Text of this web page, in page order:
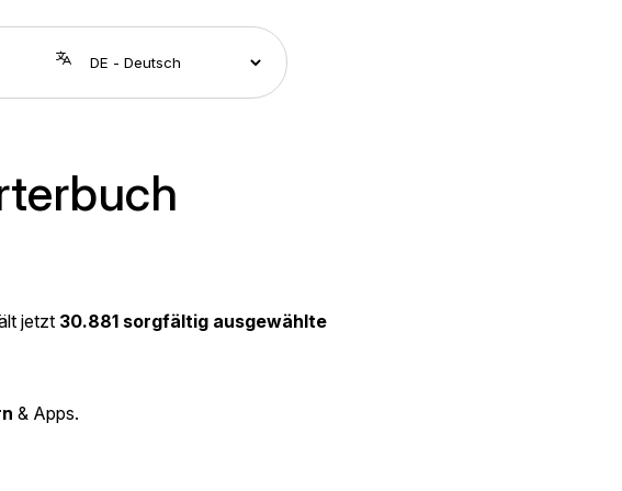
jetzt 30.881 sorgfältig ausgewählte
& Apps.